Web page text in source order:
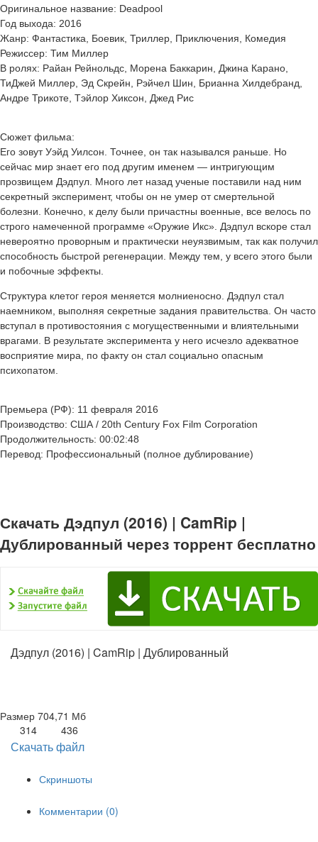
Оригинальное название: Deadpool
Год выхода: 2016
Жанр: Фантастика, Боевик, Триллер, Приключения, Комедия
Режиссер: Тим Миллер
В ролях: Райан Рейнольдс, Морена Баккарин, Джина Карано,
ТиДжей Миллер, Эд Скрейн, Рэйчел Шин, Брианна Хилдебранд,
Андре Трикоте, Тэйлор Хиксон, Джед Рис
Сюжет фильма:
Его зовут Уэйд Уилсон. Точнее, он так назывался раньше. Но
сейчас мир знает его под другим именем — интригующим
прозвищем Дэдпул. Много лет назад ученые поставили над ним
секретный эксперимент, чтобы он не умер от смертельной
болезни. Конечно, к делу были причастны военные, все велось по
строго намеченной программе «Оружие Икс». Дэдпул вскоре стал
невероятно проворным и практически неуязвимым, так как получил
способность быстрой регенерации. Между тем, у всего этого были
и побочные эффекты.
Структура клетог героя меняется молниеносно. Дэдпул стал
наемником, выполняя секретные задания правительства. Он часто
вступал в противостояния с могущественными и влиятельными
врагами. В результате эксперимента у него исчезло адекватное
восприятие мира, по факту он стал социально опасным
психопатом.
Премьера (РФ): 11 февраля 2016
Производство: США / 20th Century Fox Film Corporation
Продолжительность: 00:02:48
Перевод: Профессиональный (полное дублирование)
Скачать Дэдпул (2016) | CamRip |
Дублированный через торрент бесплатно
Дэдпул (2016) | CamRip | Дублированный
Размер 704,71 Мб
314
436
Скачать файл
Скриншоты
Комментарии (0)